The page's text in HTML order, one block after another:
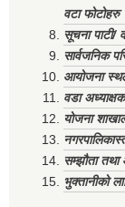
वटा फोटोहरु
सूचना पाटी/
सार्वजनिक
आयोजना
वडा
योजना
सम्झौता
भुक्तानीको